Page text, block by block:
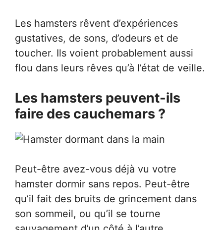
Les hamsters rêvent d’expériences
gustatives, de sons, d’odeurs et de
toucher. Ils voient probablement aussi
flou dans leurs rêves qu’à l’état de veille.
Les hamsters peuvent-ils
faire des cauchemars ?
Peut-être avez-vous déjà vu votre
hamster dormir sans repos. Peut-être
qu’il fait des bruits de grincement dans
son sommeil, ou qu’il se tourne